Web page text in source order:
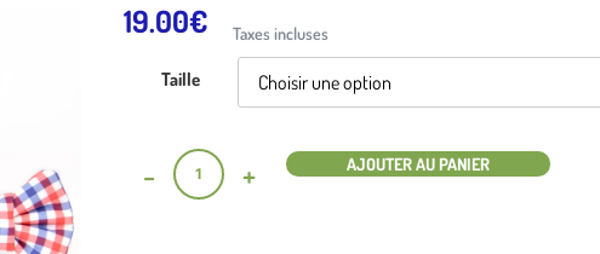
19.00€ Taxes incluses
Taille
- + AJOUTER AU PANIER